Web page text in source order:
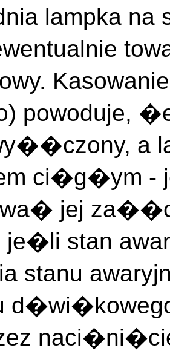
lampka
powoduje,
a
ci�g�ym -
jej
stan
stanu